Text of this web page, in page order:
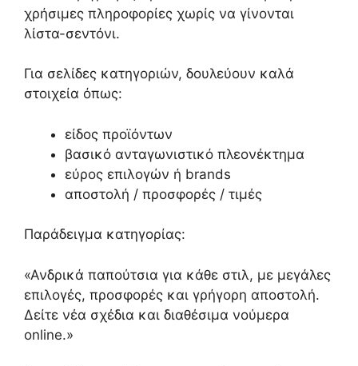
χρήσιμες πληροφορίες χωρίς να γίνονται
λίστα-σεντόνι.
Για σελίδες κατηγοριών, δουλεύουν καλά
στοιχεία όπως:
είδος προϊόντων
βασικό ανταγωνιστικό πλεονέκτημα
εύρος επιλογών ή brands
αποστολή / προσφορές / τιμές
Παράδειγμα κατηγορίας:
«Ανδρικά παπούτσια για κάθε στιλ, με μεγάλες
επιλογές, προσφορές και γρήγορη αποστολή.
Δείτε νέα σχέδια και διαθέσιμα νούμερα
online.»